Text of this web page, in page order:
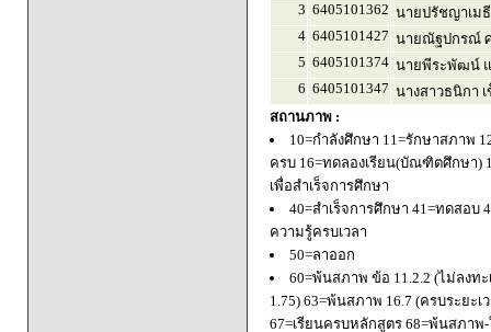
3 6405101362 นายปรัชญาเม
4 6405101427 นายณัฐปกรณ์
5 6405101374 นายพีระพัฒน์
6 6405101347 นางสาวธนิกา
สถานภาพ :
10=กำลังศึกษา 11=รักษาสภาพ
ครบ 16=ทดลองเรียน(บัณฑิตศึกษา)
เพื่อสำเร็จการศึกษา
40=สำเร็จการศึกษา 41=ทดสอบ
ความรู้ครบเวลา
50=ลาออก
60=พ้นสภาพ ข้อ 11.2.2 (ไม่ลงท
1.75) 63=พ้นสภาพ 16.7 (ครบระยะ
67=เรียนครบหลักสูตร 68=พ้นสภา